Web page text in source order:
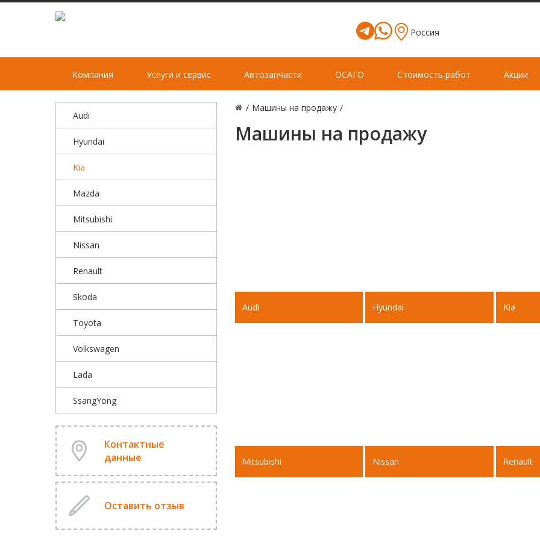
Россия
Компания Услуги и сервис Автозапчасти ОСАГО Стоимость работ Акции
/ Машины на продажу /
Машины на продажу
Audi
Hyundai
Kia
Mazda
Mitsubishi
Nissan
Renault
Skoda
Toyota
Volkswagen
Lada
SsangYong
Контактные
данные
Оставить отзыв
Audi Hyundai Kia
Mitsubishi Nissan Renault